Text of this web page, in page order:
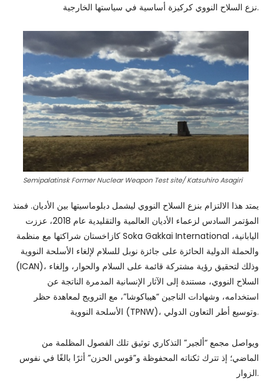
نزع السلاح النووي كركيزة أساسية في سياستها الخارجية.
Semipalatinsk Former Nuclear Weapon Test site/ Katsuhiro Asagiri
يمتد هذا الالتزام بنزع السلاح النووي ليشمل دبلوماسيتها بين الأديان. فمنذ
المؤتمر السادس لزعماء الأديان العالمية والتقليدية عام 2018، عززت
كازاخستان شراكتها مع منظمة Soka Gakkai International اليابانية،
والحملة الدولية الحائزة على جائزة نوبل للسلام لإلغاء الأسلحة النووية
(ICAN)، وذلك لتحقيق رؤية مشتركة قائمة على السلام والحوار، وإلغاء
السلاح النووي، مستندة إلى الآثار الإنسانية المدمرة الناتجة عن
استخدامه، وشهادات الناجين “هيباكوشا”، مع الترويج لمعاهدة حظر
الأسلحة النووية (TPNW)، وتوسيع أطر التعاون الدولي.
ويواصل مجمع “ألجير” التذكاري توثيق تلك الفصول المظلمة من
الماضي؛ إذ تترك ثكناته المحفوظة و”قوس الحزن” أثرًا بالغًا في نفوس
الزوار.